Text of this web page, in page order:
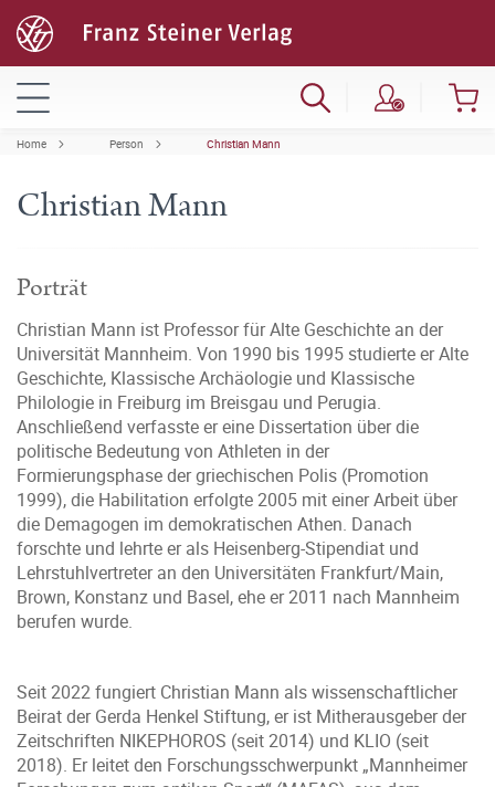
Home Person Christian Mann
Christian Mann
Porträt
Christian Mann ist Professor für Alte Geschichte an der
Universität Mannheim. Von 1990 bis 1995 studierte er Alte
Geschichte, Klassische Archäologie und Klassische
Philologie in Freiburg im Breisgau und Perugia.
Anschließend verfasste er eine Dissertation über die
politische Bedeutung von Athleten in der
Formierungsphase der griechischen Polis (Promotion
1999), die Habilitation erfolgte 2005 mit einer Arbeit über
die Demagogen im demokratischen Athen. Danach
forschte und lehrte er als Heisenberg-Stipendiat und
Lehrstuhlvertreter an den Universitäten Frankfurt/Main,
Brown, Konstanz und Basel, ehe er 2011 nach Mannheim
berufen wurde.
Seit 2022 fungiert Christian Mann als wissenschaftlicher
Beirat der Gerda Henkel Stiftung, er ist Mitherausgeber der
Zeitschriften NIKEPHOROS (seit 2014) und KLIO (seit
2018). Er leitet den Forschungsschwerpunkt „Mannheimer